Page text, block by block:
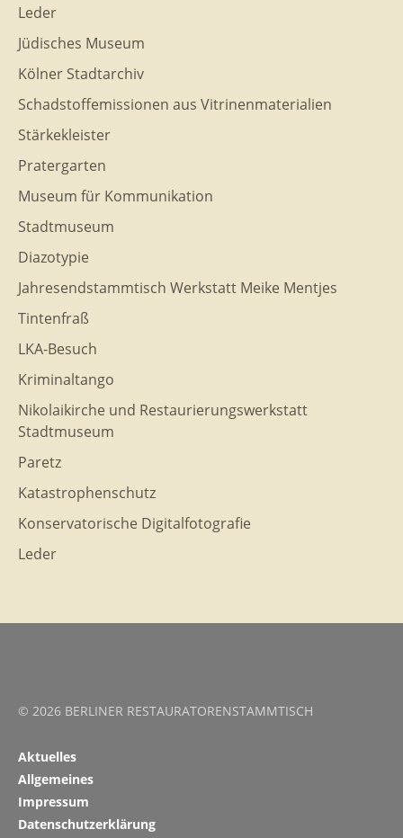
Leder
Jüdisches Museum
Kölner Stadtarchiv
Schadstoffemissionen aus Vitrinenmaterialien
Stärkekleister
Pratergarten
Museum für Kommunikation
Stadtmuseum
Diazotypie
Jahresendstammtisch Werkstatt Meike Mentjes
Tintenfraß
LKA-Besuch
Kriminaltango
Nikolaikirche und Restaurierungswerkstatt
Stadtmuseum
Paretz
Katastrophenschutz
Konservatorische Digitalfotografie
Leder
© 2026 BERLINER RESTAURATORENSTAMMTISCH
Aktuelles
Allgemeines
Impressum
Datenschutzerklärung